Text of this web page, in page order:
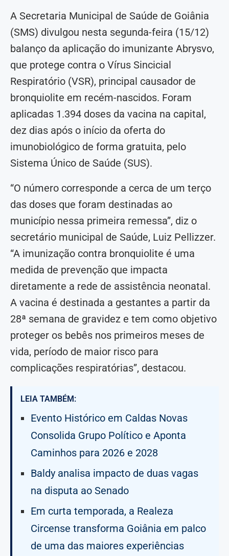
A Secretaria Municipal de Saúde de Goiânia
(SMS) divulgou nesta segunda-feira (15/12)
balanço da aplicação do imunizante Abrysvo,
que protege contra o Vírus Sincicial
Respiratório (VSR), principal causador de
bronquiolite em recém-nascidos. Foram
aplicadas 1.394 doses da vacina na capital,
dez dias após o início da oferta do
imunobiológico de forma gratuita, pelo
Sistema Único de Saúde (SUS).
“O número corresponde a cerca de um terço
das doses que foram destinadas ao
município nessa primeira remessa”, diz o
secretário municipal de Saúde, Luiz Pellizzer.
“A imunização contra bronquiolite é uma
medida de prevenção que impacta
diretamente a rede de assistência neonatal.
A vacina é destinada a gestantes a partir da
28ª semana de gravidez e tem como objetivo
proteger os bebês nos primeiros meses de
vida, período de maior risco para
complicações respiratórias”, destacou.
LEIA TAMBÉM:
Evento Histórico em Caldas Novas
Consolida Grupo Político e Aponta
Caminhos para 2026 e 2028
Baldy analisa impacto de duas vagas
na disputa ao Senado
Em curta temporada, a Realeza
Circense transforma Goiânia em palco
de uma das maiores experiências